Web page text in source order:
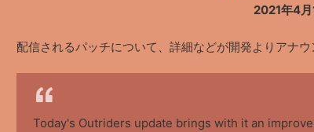
2021年4
配信されるパッチについて、詳細などが開発よりアナウ
Today's Outriders update brings with it an